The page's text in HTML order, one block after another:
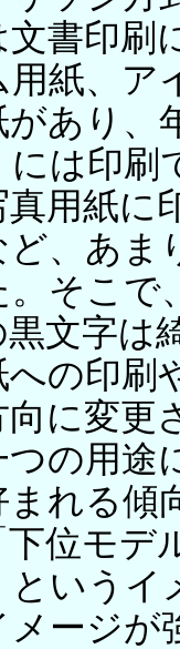
書印刷
紙、ア
あり、
には印刷
用紙に
、あま
。そこで
文字は
の印刷
に変更
の用途
れる傾
位モデ
いうイ
メージが